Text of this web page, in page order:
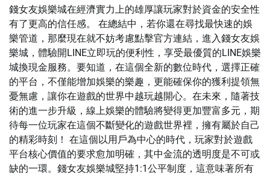
錢女友娛樂城在經濟實力上的雄厚讓玩家對於資金的安全性
有了更高的信任感。 在總結中，若你還在尋找最快速的娛
樂管道，那麼現在就不妨考慮點擊官方連結，進入錢女友娛
樂城，體驗開LINE立即玩的便利性，享受最優質的LINE娛樂
城換現金服務。要知道，在這個全新的數位時代，選擇正確
的平台，不僅能增加娛樂的樂趣，更能確保你的獲利提領無
憂無慮，讓你在遊戲的世界中越玩越開心。在未來，隨著技
術的進一步升級，線上娛樂的體驗將變得更加豐富多元，期
待每一位玩家在這個不斷變化的遊戲世界裡，擁有屬於自己
的精彩時刻！ 在這個以用戶為中心的時代，玩家對於遊戲
平台核心價值的要求愈加明確，其中金流的透明度是不可或
缺的一環。錢女友娛樂城堅持1:1公平制度，這意味著所有